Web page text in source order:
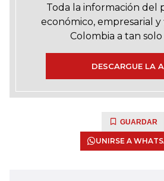
Toda la información del
económico, empresarial
Colombia a tan
DESCARGUE LA
GUARDAR
UNIRSE A